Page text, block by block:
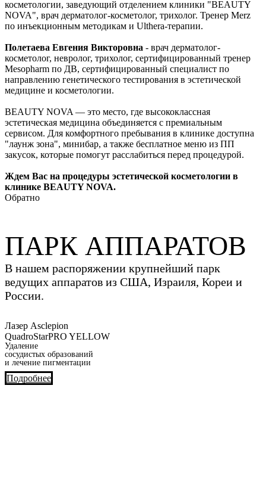
косметологии, заведующий отделением клиники "BEAUTY
NOVA", врач дерматолог-косметолог, трихолог. Тренер Merz
по инъекционным методикам и Ulthera-терапии.
Полетаева Евгения Викторовна - врач дерматолог-
косметолог, невролог, трихолог, сертифицированный тренер
Mesopharm по ДВ, сертифицированный специалист по
направлению генетического тестирования в эстетической
медицине и косметологии.
BEAUTY NOVA — это место, где высококлассная
эстетическая медицина объединяется с премиальным
сервисом. Для комфортного пребывания в клинике доступна
"лаунж зона", минибар, а также бесплатное меню из ПП
закусок, которые помогут расслабиться перед процедурой.
Ждем Вас на процедуры эстетической косметологии в
клинике BEAUTY NOVA.
Обратно
ПАРК АППАРАТОВ
В нашем распоряжении крупнейший парк
ведущих аппаратов из США, Израиля, Кореи и
России.
Лазер Asclepion
QuadroStarPRO YELLOW
Удаление
сосудистых образований
и лечение пигментации
Подробнее